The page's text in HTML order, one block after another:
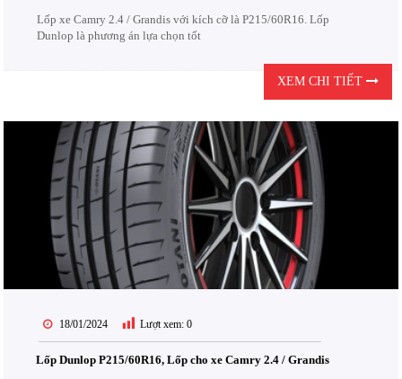
Lốp xe Camry 2.4 / Grandis với kích cỡ là P215/60R16. Lốp
Dunlop là phương án lựa chọn tốt
XEM CHI TIẾT
18/01/2024 Lượt xem: 0
Lốp Dunlop P215/60R16, Lốp cho xe Camry 2.4 / Grandis